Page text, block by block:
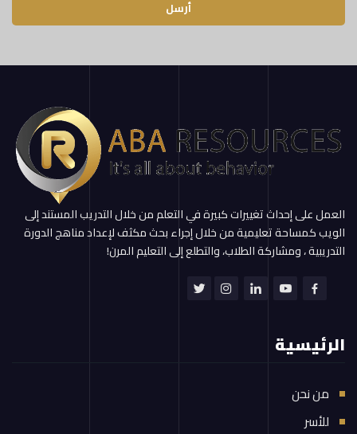
أرسل
العمل على إحداث تغييرات كبيرة في التعلم من خلال التدريب المستند إلى
الويب كمساحة تعليمية من خلال إجراء بحث مكثف لإعداد مناهج الدورة
التدريبية ، ومشاركة الطلاب، والتطلع إلى التعليم المرن!
الرئيسية
من نحن
للأسر